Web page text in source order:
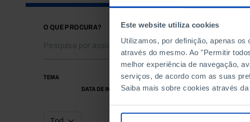
Este website utiliza cookies
Utilizamos, por definição, apenas
através do mesmo. Ao "Permitir
melhor experiência de navegação,
serviços, de acordo com as suas
Saiba mais sobre cookies através
O QUE PROCURA?
TEMA
DATA DE INÍCIO